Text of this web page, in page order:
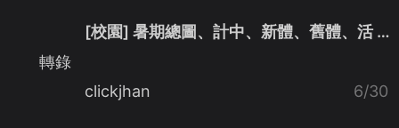
轉錄
[校園] 暑期總圖、計中、新體、舊體、活 …
clickjhan 6/30